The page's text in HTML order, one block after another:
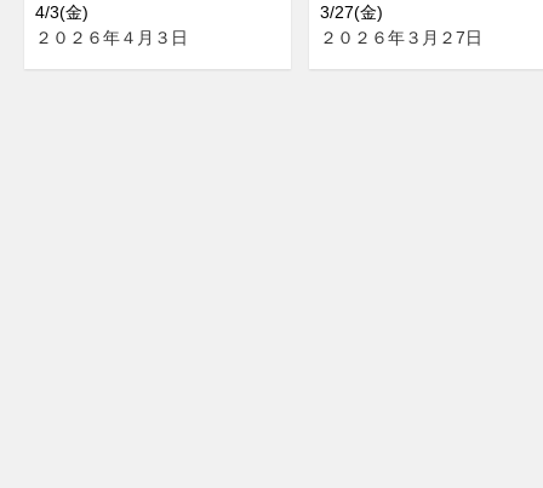
4/3(金)
２０２６年４月３日
3/27(金)
２０２６年３月２7日